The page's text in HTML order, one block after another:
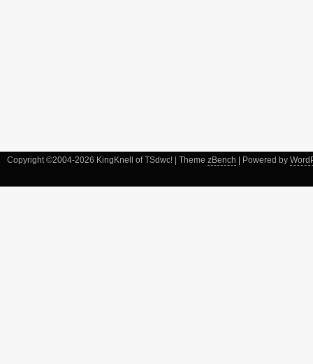
Copyright ©2004-2026 KingKnell of TSdwc! | Theme zBench | Powered by